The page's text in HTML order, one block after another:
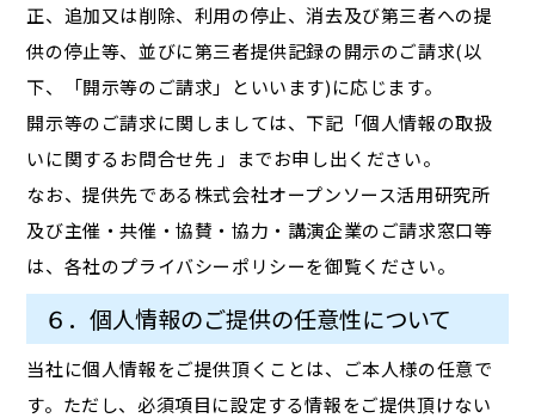
正、追加又は削除、利用の停止、消去及び第三者への提
供の停止等、並びに第三者提供記録の開示のご請求(以
下、「開示等のご請求」といいます)に応じます。
開示等のご請求に関しましては、下記「個人情報の取扱
いに関するお問合せ先 」までお申し出ください。
なお、提供先である株式会社オープンソース活用研究所
及び主催・共催・協賛・協力・講演企業のご請求窓口等
は、各社のプライバシーポリシーを御覧ください。
６．個人情報のご提供の任意性について
当社に個人情報をご提供頂くことは、ご本人様の任意で
す。ただし、必須項目に設定する情報をご提供頂けない